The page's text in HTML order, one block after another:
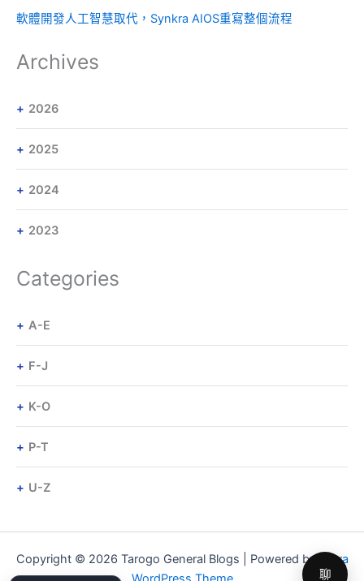
軟體開發人工智慧取代，Synkra AIOS重寫整個流程
Archives
2026
2025
2024
2023
Categories
A-E
F-J
K-O
P-T
U-Z
Copyright © 2026 Tarogo General Blogs | Powered by
Astra
聊